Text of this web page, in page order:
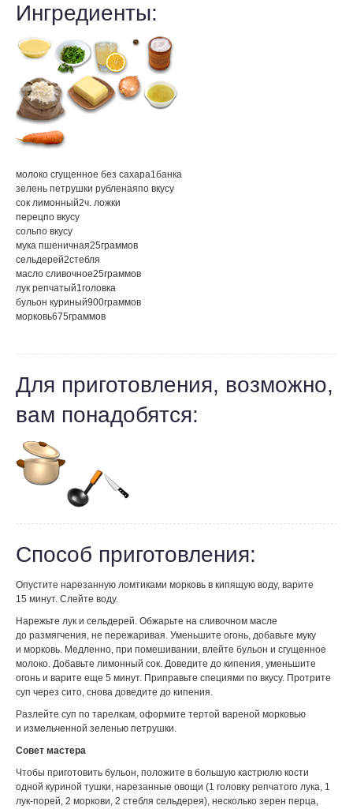
Ингредиенты:
молоко сгущенное без сахара1банка
зелень петрушки рубленаяпо вкусу
сок лимонный2ч. ложки
перецпо вкусу
сольпо вкусу
мука пшеничная25граммов
сельдерей2стебля
масло сливочное25граммов
лук репчатый1головка
бульон куриный900граммов
морковь675граммов
Для приготовления, возможно,
вам понадобятся:
Способ приготовления:
Опустите нарезанную ломтиками морковь в кипящую воду, варите
15 минут. Слейте воду.
Нарежьте лук и сельдерей. Обжарьте на сливочном масле
до размягчения, не пережаривая. Уменьшите огонь, добавьте муку
и морковь. Медленно, при помешивании, влейте бульон и сгущенное
молоко. Добавьте лимонный сок. Доведите до кипения, уменьшите
огонь и варите еще 5 минут. Приправьте специями по вкусу. Протрите
суп через сито, снова доведите до кипения.
Разлейте суп по тарелкам, оформите тертой вареной морковью
и измельченной зеленью петрушки.
Совет мастера
Чтобы приготовить бульон, положите в большую кастрюлю кости
одной куриной тушки, нарезанные овощи (1 головку репчатого лука, 1
лук-порей, 2 моркови, 2 стебля сельдерея), несколько зерен перца,